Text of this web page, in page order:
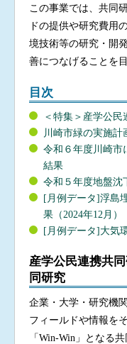
この事業では、共同
ドの提供や研究費用
境技術等の研究・開
善につなげることを
目次
＜特集＞産学公
川崎市緑の実施
令和６年度川崎市
結果
令和５年度地盤沈
[月例データ]浮島
果（2024年12月）
[月例データ]大気
産学公民連携共
同研究
企業・大学・研究機
フィールドや情報を
「Win-Win」となる